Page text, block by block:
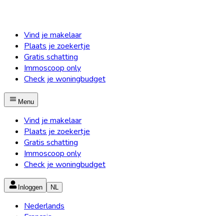
Vind je makelaar
Plaats je zoekertje
Gratis schatting
Immoscoop only
Check je woningbudget
Menu
Vind je makelaar
Plaats je zoekertje
Gratis schatting
Immoscoop only
Check je woningbudget
Inloggen NL
Nederlands